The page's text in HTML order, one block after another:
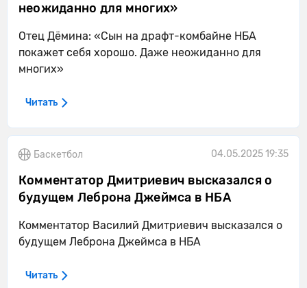
неожиданно для многих»
Отец Дёмина: «Сын на драфт-комбайне НБА
покажет себя хорошо. Даже неожиданно для
многих»
Читать
Баскетбол 04.05.2025 19:35
Комментатор Дмитриевич высказался о
будущем Леброна Джеймса в НБА
Комментатор Василий Дмитриевич высказался о
будущем Леброна Джеймса в НБА
Читать